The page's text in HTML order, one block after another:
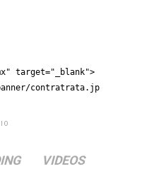
target="_blank">
contratrata.jp
VIDEOS